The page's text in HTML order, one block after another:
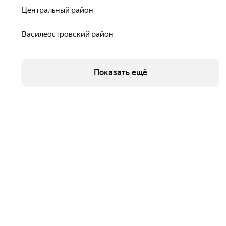
Центральный район
Василеостровский район
Показать ещё